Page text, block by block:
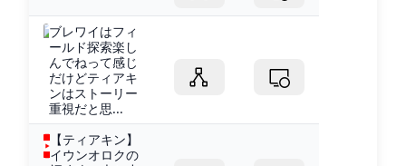
ブレワイはフィ
ールド探索楽し
んでねって感じ
だけどティアキ
ンはストーリー
重視だと思...
【ティアキン】
イウンオロクの